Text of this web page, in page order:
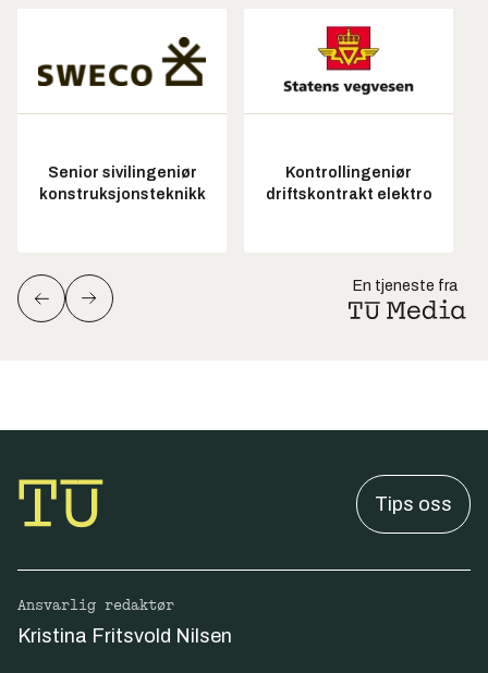
Senior sivilingeniør
konstruksjonsteknikk
Kontrollingeniør
driftskontrakt elektro
En tjeneste fra
Tips oss
Ansvarlig redaktør
Kristina Fritsvold Nilsen